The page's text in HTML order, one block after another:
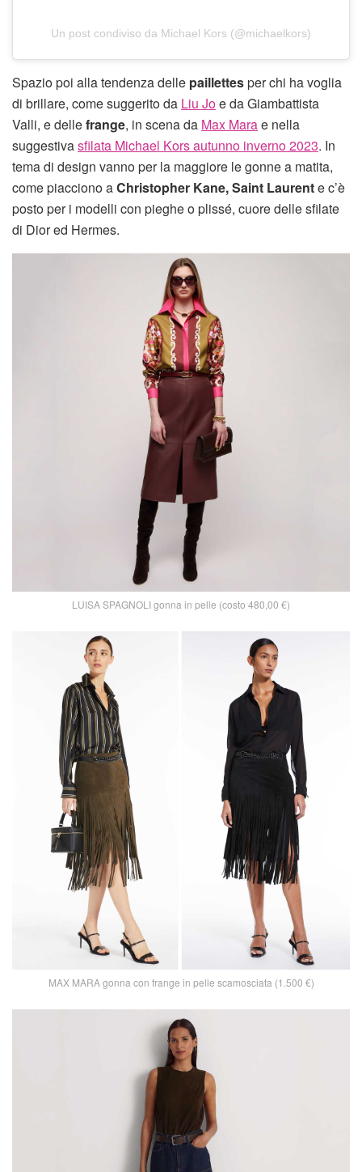
Un post condiviso da Michael Kors (@michaelkors)
Spazio poi alla tendenza delle paillettesper chi ha voglia
di brillare, come suggerito da Liu Joe da Giambattista
Valli, e dellefrange, in scena da Max Marae nella
suggestivasfilata Michael Kors autunno inverno 2023. In
tema di design vanno per la maggiore le gonne a matita,
come piacciono aChristopher Kane, Saint Laurente c’è
posto per i modelli con pieghe o plissé, cuore delle sfilate
di Dior ed Hermes.
LUISA SPAGNOLI gonna in pelle (costo 480,00 €)
MAX MARA gonna con frange in pelle scamosciata (1.500 €)